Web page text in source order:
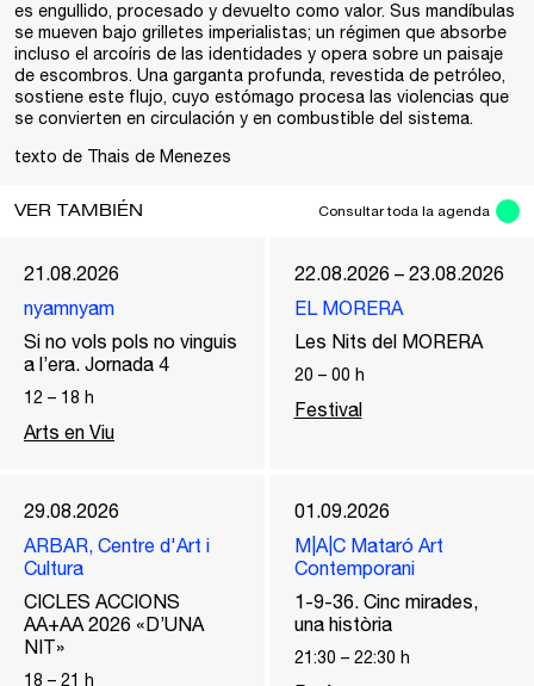
es engullido, procesado y devuelto como valor. Sus mandíbulas
se mueven bajo grilletes imperialistas; un régimen que absorbe
incluso el arcoíris de las identidades y opera sobre un paisaje
de escombros. Una garganta profunda, revestida de petróleo,
sostiene este flujo, cuyo estómago procesa las violencias que
se convierten en circulación y en combustible del sistema.
texto de Thais de Menezes
VER TAMBIÉN Consultar toda la agenda
21.08.2026
nyamnyam
Si no vols pols no vinguis
a l’era. Jornada 4
12 – 18 h
Arts en Viu
22.08.2026 – 23.08.2026
EL MORERA
Les Nits del MORERA
20 – 00 h
Festival
29.08.2026
ARBAR, Centre d'Art i
Cultura
CICLES ACCIONS
AA+AA 2026 «D’UNA
NIT»
18 – 21 h
01.09.2026
M|A|C Mataró Art
Contemporani
1-9-36. Cinc mirades,
una història
21:30 – 22:30 h